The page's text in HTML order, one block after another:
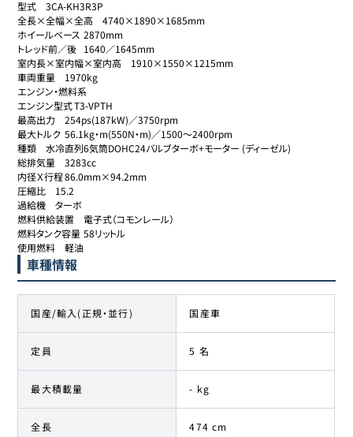
型式	3CA-KH3R3P
全長×全幅×全高	4740×1890×1685mm
ホイールベース	2870mm
トレッド前／後	1640／1645mm
室内長×室内幅×室内高	1910×1550×1215mm
車両重量	1970kg
エンジン・燃料系
エンジン型式	T3-VPTH
最高出力	254ps(187kW)／3750rpm
最大トルク	56.1kg・m(550N・m)／1500～2400rpm
種類	水冷直列6気筒DOHC24バルブターボ+モーター (ディーゼル)
総排気量	3283cc
内径Ｘ行程	86.0mm×94.2mm
圧縮比	15.2
過給機	ターボ
燃料供給装置	電子式（コモンレール）
燃料タンク容量	58リットル
使用燃料	軽油
車種情報
国産/輸入(正規・並行) 国産車
定員 5 名
最大積載量 - kg
全長 474 cm